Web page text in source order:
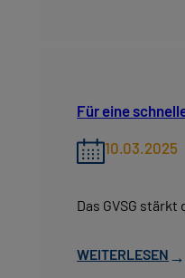
Für eine
10.03.2025
Das GVSG
WEITERLESEN →